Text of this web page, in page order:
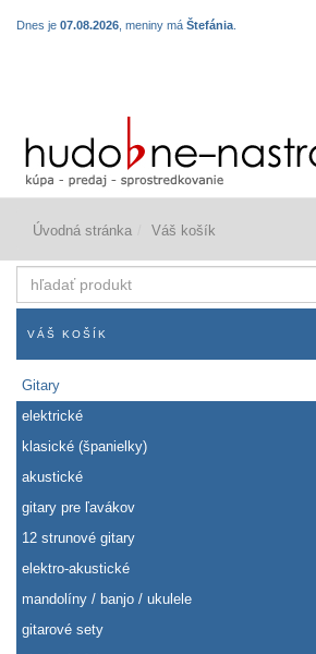
Dnes je 07.08.2026 , meniny má Štefánia
Úvodná stránka Váš košík
produkt
VÁŠ KOŠÍK
Gitary
elektrické
klasické (španielky)
akustické
gitary pre ľavákov
12 strunové gitary
elektro-akustické
mandolíny / banjo / ukulele
gitarové sety